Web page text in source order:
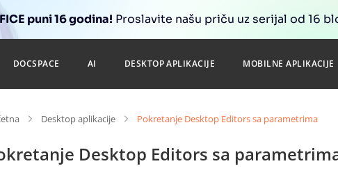
puni 16 godina! Proslavite našu priču uz serijal od 16
DOCSPACE AI DESKTOP APLIKACIJE MOBILNE APLIKACIJE
Desktop aplikacije Pokretanje Desktop Editors sa parametrima
Desktop Editors sa